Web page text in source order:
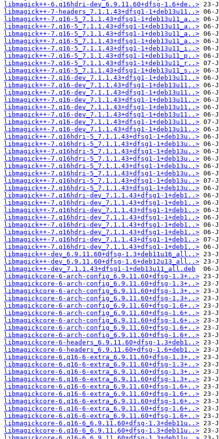
libmagick++-6.q16hdri-dev_6.9.11.60+dfsg-1.6+de..>
libmagick++-7-headers_7.1.1.43+dfsg1-1+deb13u11..>
libmagick++-7.q16-5_7.1.1.43+dfsg1-1+deb13u11_a..>
libmagick++-7.q16-5_7.1.1.43+dfsg1-1+deb13u11_a..>
libmagick++-7.q16-5_7.1.1.43+dfsg1-1+deb13u11_a..>
libmagick++-7.q16-5_7.1.1.43+dfsg1-1+deb13u11_a..>
libmagick++-7.q16-5_7.1.1.43+dfsg1-1+deb13u11_i..>
libmagick++-7.q16-5_7.1.1.43+dfsg1-1+deb13u11_p..>
libmagick++-7.q16-5_7.1.1.43+dfsg1-1+deb13u11_r..>
libmagick++-7.q16-5_7.1.1.43+dfsg1-1+deb13u11_s..>
libmagick++-7.q16-dev_7.1.1.43+dfsg1-1+deb13u11..>
libmagick++-7.q16-dev_7.1.1.43+dfsg1-1+deb13u11..>
libmagick++-7.q16-dev_7.1.1.43+dfsg1-1+deb13u11..>
libmagick++-7.q16-dev_7.1.1.43+dfsg1-1+deb13u11..>
libmagick++-7.q16-dev_7.1.1.43+dfsg1-1+deb13u11..>
libmagick++-7.q16-dev_7.1.1.43+dfsg1-1+deb13u11..>
libmagick++-7.q16-dev_7.1.1.43+dfsg1-1+deb13u11..>
libmagick++-7.q16-dev_7.1.1.43+dfsg1-1+deb13u11..>
libmagick++-7.q16hdri-5_7.1.1.43+dfsg1-1+deb13u..>
libmagick++-7.q16hdri-5_7.1.1.43+dfsg1-1+deb13u..>
libmagick++-7.q16hdri-5_7.1.1.43+dfsg1-1+deb13u..>
libmagick++-7.q16hdri-5_7.1.1.43+dfsg1-1+deb13u..>
libmagick++-7.q16hdri-5_7.1.1.43+dfsg1-1+deb13u..>
libmagick++-7.q16hdri-5_7.1.1.43+dfsg1-1+deb13u..>
libmagick++-7.q16hdri-5_7.1.1.43+dfsg1-1+deb13u..>
libmagick++-7.q16hdri-5_7.1.1.43+dfsg1-1+deb13u..>
libmagick++-7.q16hdri-dev_7.1.1.43+dfsg1-1+deb1..>
libmagick++-7.q16hdri-dev_7.1.1.43+dfsg1-1+deb1..>
libmagick++-7.q16hdri-dev_7.1.1.43+dfsg1-1+deb1..>
libmagick++-7.q16hdri-dev_7.1.1.43+dfsg1-1+deb1..>
libmagick++-7.q16hdri-dev_7.1.1.43+dfsg1-1+deb1..>
libmagick++-7.q16hdri-dev_7.1.1.43+dfsg1-1+deb1..>
libmagick++-7.q16hdri-dev_7.1.1.43+dfsg1-1+deb1..>
libmagick++-7.q16hdri-dev_7.1.1.43+dfsg1-1+deb1..>
libmagick++-dev_6.9.11.60+dfsg-1.3+deb11u16_all..>
libmagick++-dev_6.9.11.60+dfsg-1.6+deb12u13_all..>
libmagick++-dev_7.1.1.43+dfsg1-1+deb13u11_all.deb
libmagickcore-6-arch-config_6.9.11.60+dfsg-1.3+..>
libmagickcore-6-arch-config_6.9.11.60+dfsg-1.3+..>
libmagickcore-6-arch-config_6.9.11.60+dfsg-1.3+..>
libmagickcore-6-arch-config_6.9.11.60+dfsg-1.3+..>
libmagickcore-6-arch-config_6.9.11.60+dfsg-1.6+..>
libmagickcore-6-arch-config_6.9.11.60+dfsg-1.6+..>
libmagickcore-6-arch-config_6.9.11.60+dfsg-1.6+..>
libmagickcore-6-arch-config_6.9.11.60+dfsg-1.6+..>
libmagickcore-6-arch-config_6.9.11.60+dfsg-1.6+..>
libmagickcore-6-headers_6.9.11.60+dfsg-1.3+deb1..>
libmagickcore-6-headers_6.9.11.60+dfsg-1.6+deb1..>
libmagickcore-6.q16-6-extra_6.9.11.60+dfsg-1.3+..>
libmagickcore-6.q16-6-extra_6.9.11.60+dfsg-1.3+..>
libmagickcore-6.q16-6-extra_6.9.11.60+dfsg-1.3+..>
libmagickcore-6.q16-6-extra_6.9.11.60+dfsg-1.3+..>
libmagickcore-6.q16-6-extra_6.9.11.60+dfsg-1.6+..>
libmagickcore-6.q16-6-extra_6.9.11.60+dfsg-1.6+..>
libmagickcore-6.q16-6-extra_6.9.11.60+dfsg-1.6+..>
libmagickcore-6.q16-6-extra_6.9.11.60+dfsg-1.6+..>
libmagickcore-6.q16-6-extra_6.9.11.60+dfsg-1.6+..>
libmagickcore-6.q16-6_6.9.11.60+dfsg-1.3+deb11u..>
libmagickcore-6.q16-6_6.9.11.60+dfsg-1.3+deb11u..>